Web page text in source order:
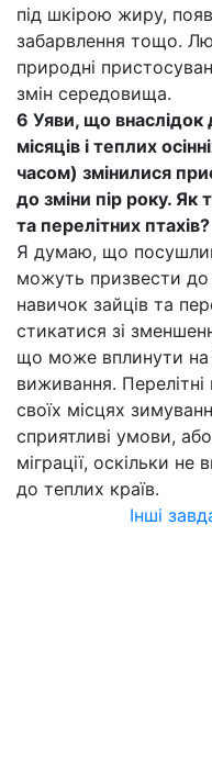
під шкірою жиру,
забарвлення тощо.
природні
змін середовища.
6 Уяви, що внаслідок
місяців і теплих
часом) змінилися
до зміни пір року. Як
та перелітних птахів?
Я думаю, що посушливі
можуть призвести до
навичок зайців та
стикатися зі
що може вплинути на
виживання.
своїх місцях
сприятливі умови,
міграції, оскільки
до теплих країв.
Інші